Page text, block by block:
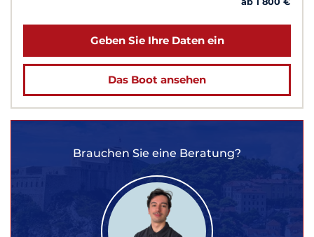
Geben Sie Ihre Daten ein
Das Boot ansehen
Brauchen Sie eine Beratung?